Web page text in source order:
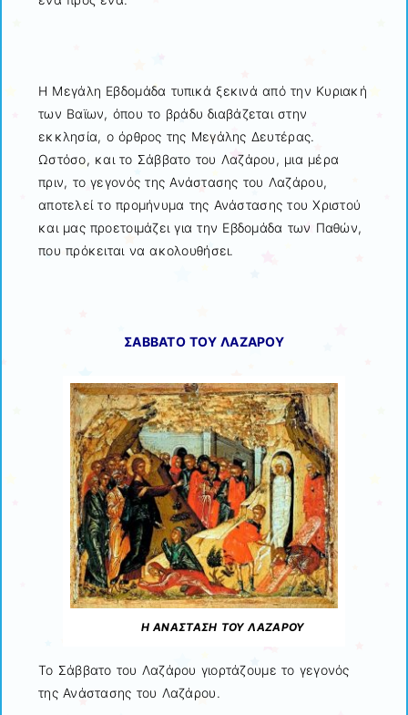
Η Μεγάλη Εβδομάδα τυπικά ξεκινά από την Κυριακή
των Βαϊων, όπου το βράδυ διαβάζεται στην
εκκλησία, ο όρθρος της Μεγάλης Δευτέρας.
Ωστόσο, και το Σάββατο του Λαζάρου, μια μέρα
πριν, το γεγονός της Ανάστασης του Λαζάρου,
αποτελεί το προμήνυμα της Ανάστασης του Χριστού
και μας προετοιμάζει για την Εβδομάδα των Παθών,
που πρόκειται να ακολουθήσει.
ΣΑΒΒΑΤΟ ΤΟΥ ΛΑΖΑΡΟΥ
Η ΑΝΑΣΤΑΣΗ ΤΟΥ ΛΑΖΑΡΟΥ
Το Σάββατο του Λαζάρου γιορτάζουμε το γεγονός
της Ανάστασης του Λαζάρου.